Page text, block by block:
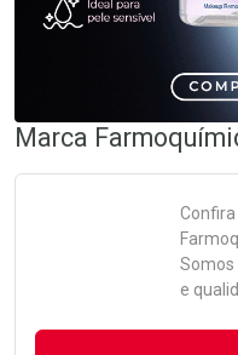
Marca
Somos
e